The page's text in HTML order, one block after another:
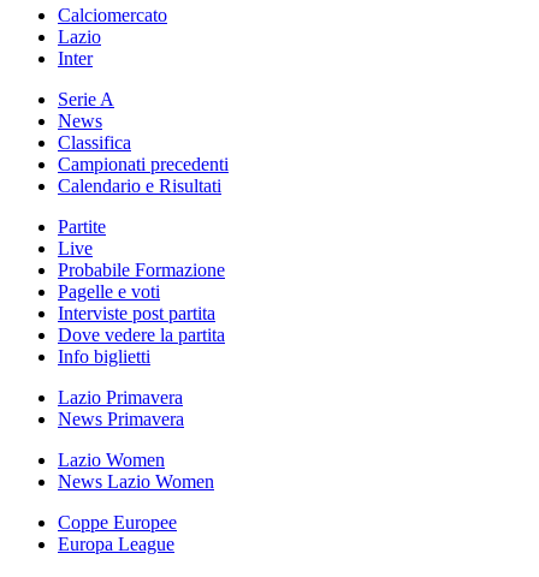
Calciomercato
Lazio
Inter
Serie A
News
Classifica
Campionati precedenti
Calendario e Risultati
Partite
Live
Probabile Formazione
Pagelle e voti
Interviste post partita
Dove vedere la partita
Info biglietti
Lazio Primavera
News Primavera
Lazio Women
News Lazio Women
Coppe Europee
Europa League